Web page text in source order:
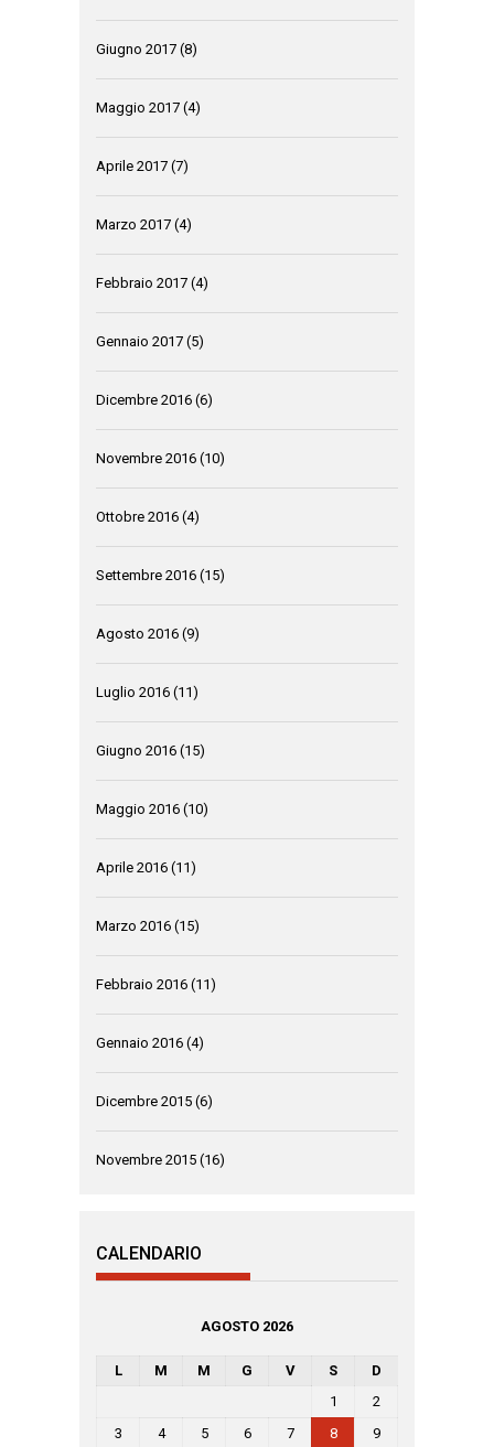
Giugno 2017 (8)
Maggio 2017 (4)
Aprile 2017 (7)
Marzo 2017 (4)
Febbraio 2017 (4)
Gennaio 2017 (5)
Dicembre 2016 (6)
Novembre 2016 (10)
Ottobre 2016 (4)
Settembre 2016 (15)
Agosto 2016 (9)
Luglio 2016 (11)
Giugno 2016 (15)
Maggio 2016 (10)
Aprile 2016 (11)
Marzo 2016 (15)
Febbraio 2016 (11)
Gennaio 2016 (4)
Dicembre 2015 (6)
Novembre 2015 (16)
CALENDARIO
AGOSTO 2026
L M M G V S
D
1
2
3
4 5 6 7 8 9